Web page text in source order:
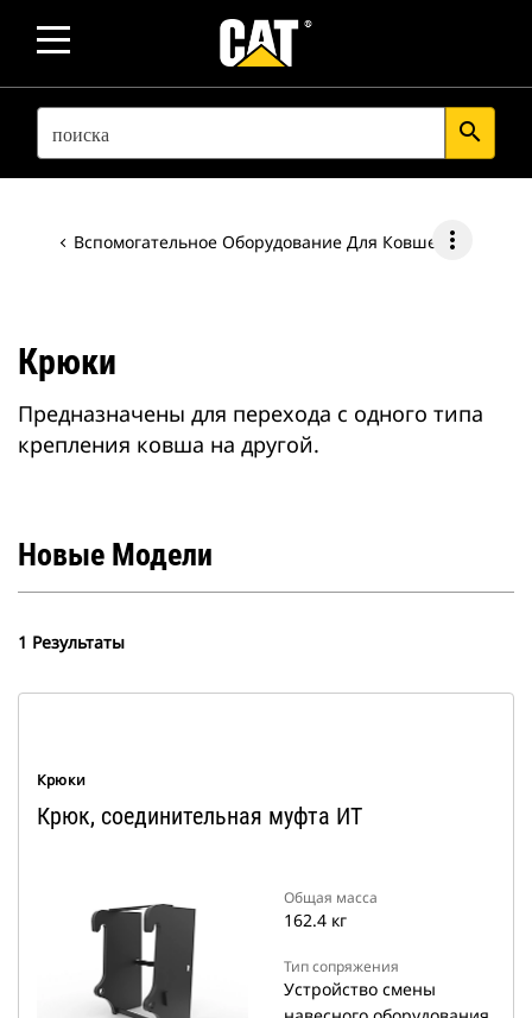
SEARCH search
Вспомогательное Оборудование Для Ковшей more_vert
Крюки
Предназначены для перехода с одного типа
крепления ковша на другой.
Новые Модели
1 Результаты
Крюки
Крюк, соединительная муфта ИT
Общая масса
162.4 кг
Тип сопряжения
Устройство смены